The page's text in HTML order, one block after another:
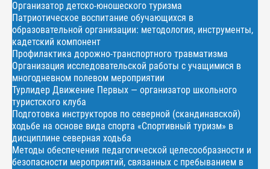
Организатор детско-юношеского туризма
Патриотическое воспитание обучающихся в
образовательной организации: методология, инструменты,
кадетский компонент
Профилактика дорожно-транспортного травматизма
Организация исследовательской работы с учащимися в
многодневном полевом мероприятии
Турлидер Движение Первых — организатор школьного
туристского клуба
Подготовка инструкторов по северной (скандинавской)
ходьбе на основе вида спорта «Спортивный туризм» в
дисциплине северная ходьба
Методы обеспечения педагогической целесообразности и
безопасности мероприятий, связанных с пребыванием в